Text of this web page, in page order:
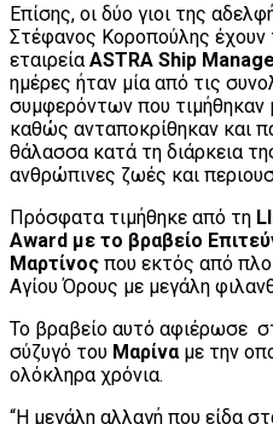
Επίσης, οι δύο γιοι της
Στέφανος Kοροπούλης έχουν
εταιρεία ASTRA Ship
ημέρες ήταν μία από τις
συμφερόντων που τιμήθηκαν
καθώς ανταποκρίθηκαν και
θάλασσα κατά τη διάρκεια
ανθρώπινες ζωές και
Πρόσφατα τιμήθηκε από τη
Award με το βραβείο
Μαρτίνος που εκτός από
Αγίου Όρους με μεγάλη
Το βραβείο αυτό αφιέρωσε
σύζυγό του Μαρίνα με την
ολόκληρα χρόνια.
“Η μεγάλη αλλαγή που είδα